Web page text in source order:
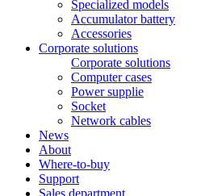
Specialized models
Accumulator battery
Accessories
Corporate solutions
Corporate solutions
Computer cases
Power supplie
Socket
Network cables
News
About
Where-to-buy
Support
Sales department